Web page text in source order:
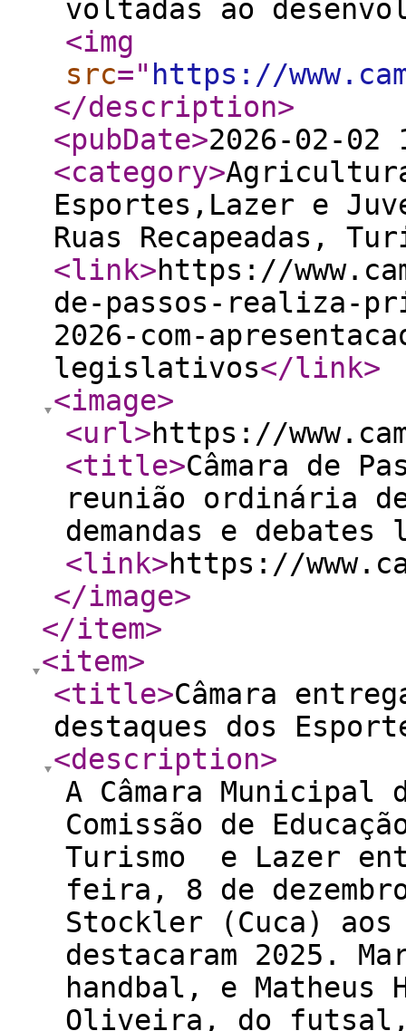
voltadas ao
<img
src=" https://
</description>
<pubDate>2026-02-02
<category>
Esportes,Lazer e
Ruas Recapeadas,
<link>https://
de-passos-realiza-
2026-com-
legislativos</link>
<image>
<url>https://
<title>Câmara de
reunião ordinária de
demandas e
<link>https://
</image>
</item>
<item>
<title>Câmara
destaques dos
<description>
A Câmara Municipal
Comissão de
Turismo e Lazer
feira, 8 de
Stockler (Cuca)
destacaram 2025.
handbal, e Matheus
Oliveira, do futsal,